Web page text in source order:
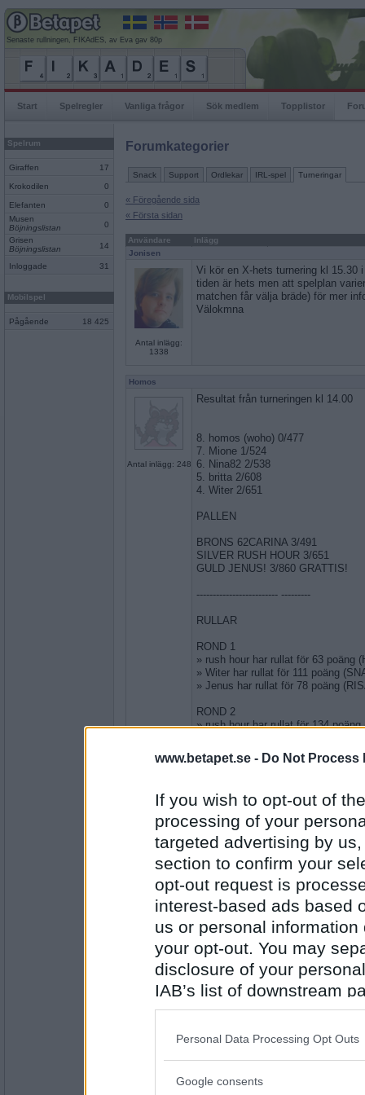
www.betapet.se - Do Not Process
If you wish to opt-out of
processing of your
targeted advertising by
section to confirm your
opt-out request is
interest-based ads based
us or personal
your opt-out. You may
disclosure of your
IAB’s list of downstream
also be disclosed by us
Downstream Participants
Please note that this
Personal Data Processing Opt Outs
Google consents
Senaste rullningen, FIKAdES, av Eva gav 80p
Start Spelregler Vanliga frågor Sök medlem Topplistor
Spelrum
Giraffen 17
Krokodilen 0
Elefanten
0
Musen
Böjningslistan
0
Grisen
Böjningslistan
14
Inloggade 31
Mobilspel
Pågående 18 425
Forumkategorier
Snack Support Ordlekar IRL-spel Turneringar
« Föregående sida
« Första sidan
Användare
Inlägg
Jonisen
Antal inlägg:
1338
Vi kör en X-hets turnering kl 15.30
tiden är hets men att spelplan
matchen får välja bräde) för mer
Välokmna
Homos
Antal inlägg: 248
Resultat från turneringen kl 14.00
8. homos (woho) 0/477
7. Mione 1/524
6. Nina82 2/538
5. britta 2/608
4. Witer 2/651
PALLEN
BRONS 62CARINA 3/491
SILVER RUSH HOUR 3/651
GULD JENUS! 3/860 GRATTIS!
------------------------- ---------
RULLAR
ROND 1
» rush hour har rullat för 63 poäng
» Witer har rullat för 111 poäng
» Jenus har rullat för 78 poäng
ROND 2
» rush hour har rullat för 134 poäng
» Witer har rullat för 71 poäng
» 62carina har rullat för 164 poäng
» nina82 har rullat för 91 poäng
» Homos har rullat för 73 poäng
» nina82 har rullat för 60 poäng
» Mione har rullat för 68 poäng
» Witer har rullat för 84 poäng
» betabritta har rullat för 73 poäng
ROND 4
» nina82 har rullat för 97 poäng
Den vinnande rullen lades av vår
Betabritta! Grattis till din fina
jONISEN HÅLLER! "Vi kör en X-